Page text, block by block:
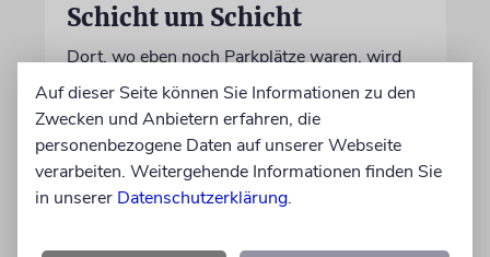
Schicht um Schicht
Dort, wo eben noch Parkplätze waren, wird
seit wenigen Tagen nach einem Stück
jüdischer Geschichte gegraben. Erst mit dem
Bagger, dann von Hand
von Katrin Richter
Auf dieser Seite können Sie Informationen zu den
Zwecken und Anbietern erfahren, die
personenbezogene Daten auf unserer Webseite
verarbeiten. Weitergehende Informationen finden Sie
in unserer Datenschutzerklärung.